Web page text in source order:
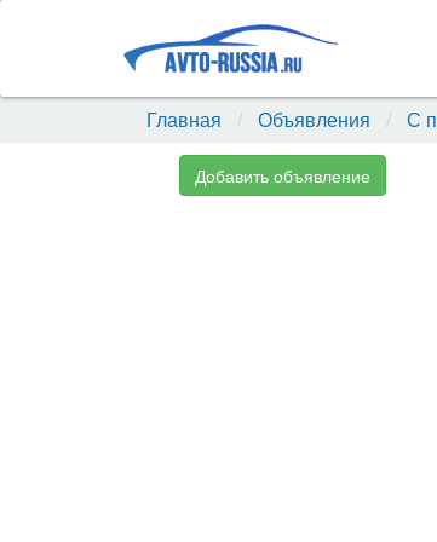
Главная Объявления С
Добавить объявление